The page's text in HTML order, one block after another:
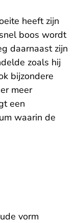
heeft zijn
boos wordt
daarnaast zijn
zoals hij
bijzondere
meer
een
waarin de
vorm